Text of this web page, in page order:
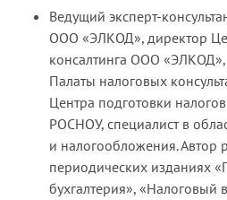
Ведущий эксперт-
ООО «ЭЛКОД», директор
консалтинга ООО
Палаты налоговых
Центра подготовки
РОСНОУ, специалист в
и налогообложения. Автор
периодических изданиях
бухгалтерия», «Налоговый